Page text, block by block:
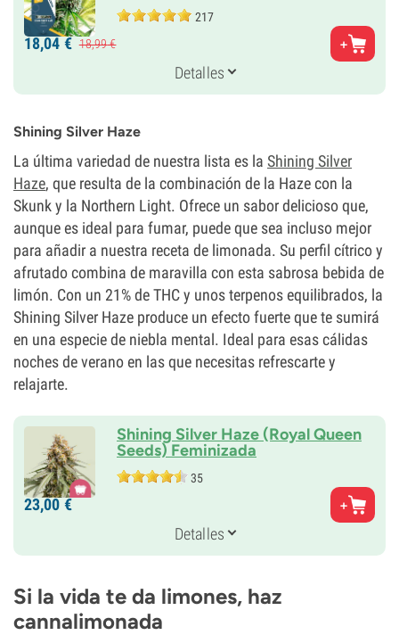
217
Padres
Lemon Skunk x Amnesia Haze
75% Sativa
THC
20%
0-1%
Tipo de floración
Fotoperiódica
18,04 € 18,99€
Detalles
Shining Silver Haze
La última variedad de nuestra lista es la Shining Silver
Haze, que resulta de la combinación de la Haze con la
Skunk y la Northern Light. Ofrece un sabor delicioso que,
aunque es ideal para fumar, puede que sea incluso mejor
para añadir a nuestra receta de limonada. Su perfil cítrico y
afrutado combina de maravilla con esta sabrosa bebida de
limón. Con un 21% de THC y unos terpenos equilibrados, la
Shining Silver Haze produce un efecto fuerte que te sumirá
en una especie de niebla mental. Ideal para esas cálidas
noches de verano en las que necesitas refrescarte y
relajarte.
Shining Silver Haze (Royal Queen
Seeds) Feminizada
35
Padres
Haze x (Skunk x Northern Light)
75% Sativa
THC
21%
23,00 €
Detalles
Si la vida te da limones, haz
cannalimonada